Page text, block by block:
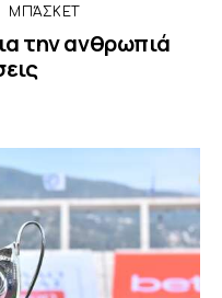
ΜΠΆΣΚΕΤ
την ανθρωπιά